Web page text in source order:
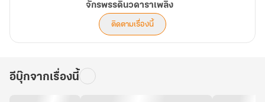
จักรพรรดินวดาราเพลิง
ติดตามเรื่องนี้
อีบุ๊กจากเรื่องนี้